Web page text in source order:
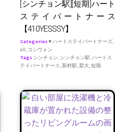
[シンチョン駅][短期]ハート
ステイパートナース
【410YESSSY】
Categories♥ ハートステイパートナーズ,
all, コシウォン
Tags シンチョン, シンチョン駅,ハートス
テイパートナース,新村駅,梨大,短期